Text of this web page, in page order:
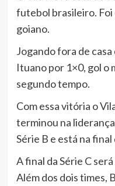
futebol brasileiro. Foi
goiano.
Jogando fora de
Ituano por 1×0, gol o
segundo tempo.
Com essa vitória o
terminou na
Série B e está na final
A final da Série C
Além dos dois times,